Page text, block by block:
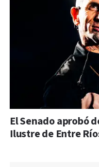
El Senado aprobó
Ilustre de Entre